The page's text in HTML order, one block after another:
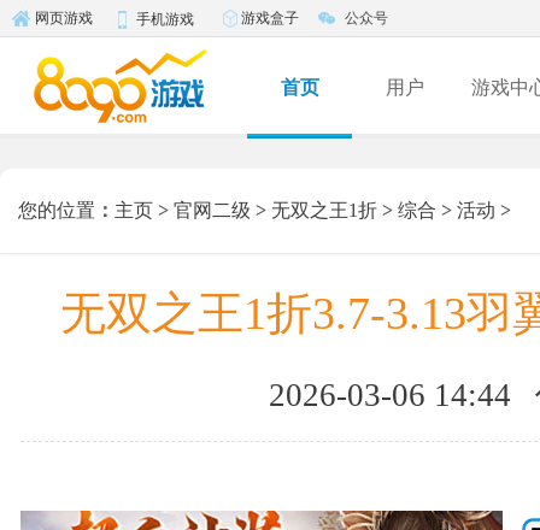
网页游戏 手机游戏 游戏盒子 公众号
首页 用户 游戏中
您的位置 ： 主页 > 官网二级 > 无双之王1折 > 综合 > 活动 >
无双之王1折3.7-3.13
2026-03-06 14:44